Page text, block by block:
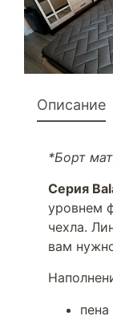
Описание
*Борт
Серия
уровнем
чехла.
вам